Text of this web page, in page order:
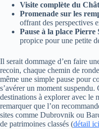
Visite complète du
Promenade sur les
offrant des perspectives
Pause à la place Pierre
propice pour une petite
Il serait dommage d’en faire
recoin, chaque chemin de
même une simple pause pour
s’avérer un moment suspendu.
destinations à explorer avec le
remarquer que l’on
sites comme Dubrovnik ou
de patrimoines classés (détail ici